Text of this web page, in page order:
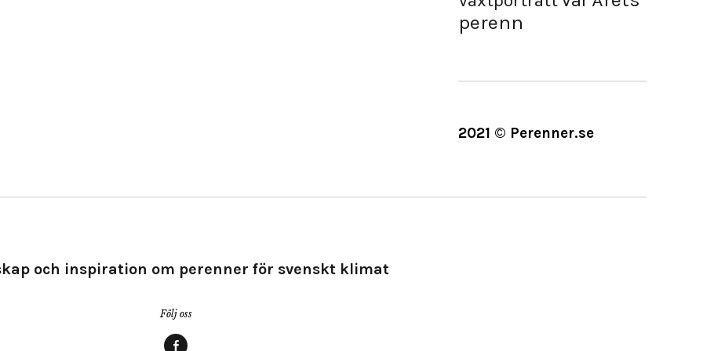
perenn
2021 © Perenner.se
och inspiration om perenner för svenskt klimat
Följ oss